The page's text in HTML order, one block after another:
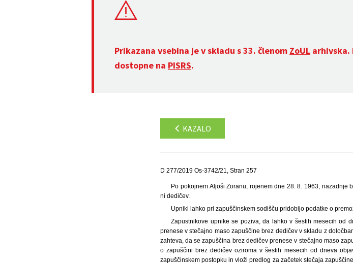
Prikazana vsebina je v skladu s 33. členom ZoUL arhivska.
dostopne na PISRS.
KAZALO
D 277/2019 Os-3742/21, Stran 257
Po pokojnem Aljoši Zoranu, rojenem dne 28. 8. 1963,
ni dedičev.
Upniki lahko pri zapuščinskem sodišču pridobijo podatke o
Zapustnikove upnike se poziva, da lahko v šestih mesecih od
prenese v stečajno maso zapuščine brez dedičev v skladu z
zahteva, da se zapuščina brez dedičev prenese v stečajno maso
o zapuščini brez dedičev oziroma v šestih mesecih od dneva
zapuščinskem postopku in vloži predlog za začetek stečaja